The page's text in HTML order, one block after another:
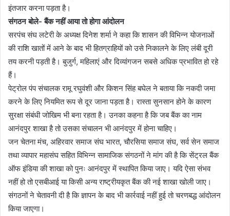
इंतजार करना पड़ता है।
संगठन बोले- बैंक नहीं आया तो होगा आंदोलन
सरपंच संघ लटेरी के अध्यक्ष दिनेश शर्मा ने कहा कि शासन की विभिन्न योजनाओं
की राशि खातों में आने के बाद भी हितग्राहियों को उसे निकालने के लिए लंबी दूरी
तय करनी पड़ती है। बुजुर्ग, महिलाएं और दिव्यांगजन सबसे अधिक प्रभावित हो रहे
हैं।
पेट्रोल पंप संचालक रामू रघुवंशी और किशन सिंह बघेल ने बताया कि नकदी जमा
करने के लिए नियमित रूप से दूर जाना पड़ता है। रास्ता सुनसान होने के कारण
सुरक्षा संबंधी जोखिम भी बना रहता है। उनका कहना है कि जब बैंक का नाम
आनंदपुर शाखा है तो उसका संचालन भी आनंदपुर में होना चाहिए।
जन चेतना मंच, अहिरवार समाज संघ भारत, चौरसिया समाज संघ, सर्व सेन समाज
तथा व्यापार महासंघ सहित विभिन्न सामाजिक संगठनों ने मांग की है कि सेंट्रल बैंक
ऑफ इंडिया की शाखा को पुनः आनंदपुर में स्थापित किया जाए। यदि ऐसा संभव
नहीं हो तो एसबीआई या किसी अन्य राष्ट्रीयकृत बैंक की नई शाखा खोली जाए।
संगठनों ने चेतावनी दी है कि ज्ञापन के बाद भी कार्रवाई नहीं हुई तो चरणबद्ध आंदोलन
किया जाएगा।